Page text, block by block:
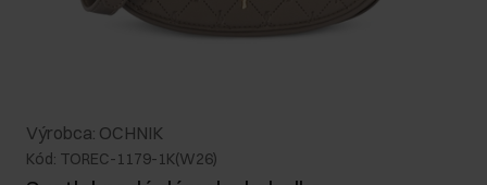
Výrobca: OCHNIK
Kód: TOREC-1179-1K(W26)